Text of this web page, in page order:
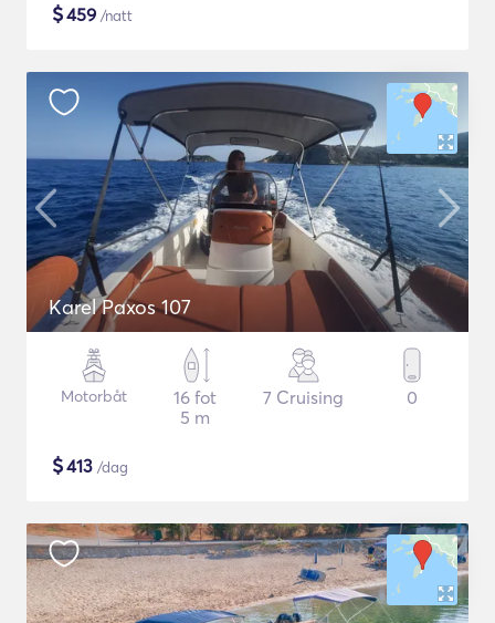
$459 /natt
Karel Paxos 107
Motorbåt
16 fot
5 m
7 Cruising 0
$413 /dag